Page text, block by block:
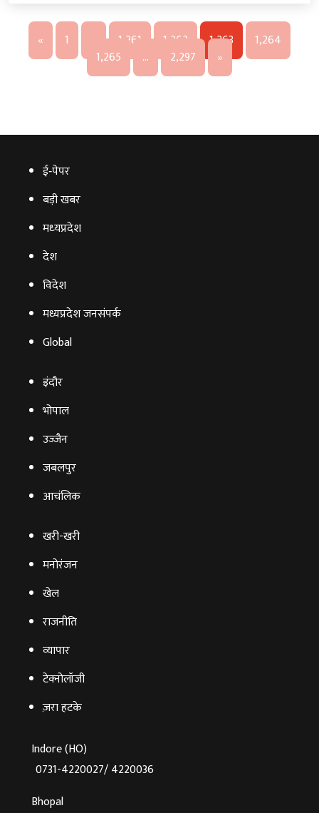
« 1 1,261 1,262 1,263
1,264
1,265
… 2,297 »
ई‑पेपर
बड़ी खबर
मध्‍यप्रदेश
देश
विदेश
मध्यप्रदेश जनसंपर्क
Global
इंदौर
भोपाल
उज्‍जैन
जबलपुर
आचंलिक
खरी-खरी
मनोरंजन
खेल
राजनीति
व्‍यापार
टेक्‍नोलॉजी
ज़रा हटके
Indore (HO)
0731-4220027/ 4220036
Bhopal